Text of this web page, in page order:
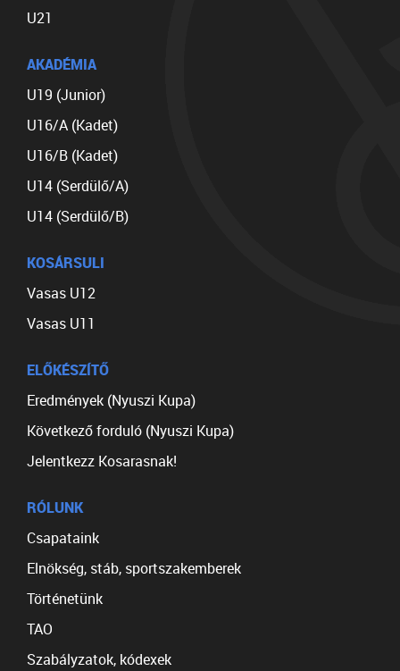
U21
AKADÉMIA
U19 (Junior)
U16/A (Kadet)
U16/B (Kadet)
U14 (Serdülő/A)
U14 (Serdülő/B)
KOSÁRSULI
Vasas U12
Vasas U11
ELŐKÉSZÍTŐ
Eredmények (Nyuszi Kupa)
Következő forduló (Nyuszi Kupa)
Jelentkezz Kosarasnak!
RÓLUNK
Csapataink
Elnökség, stáb, sportszakemberek
Történetünk
TAO
Szabályzatok, kódexek